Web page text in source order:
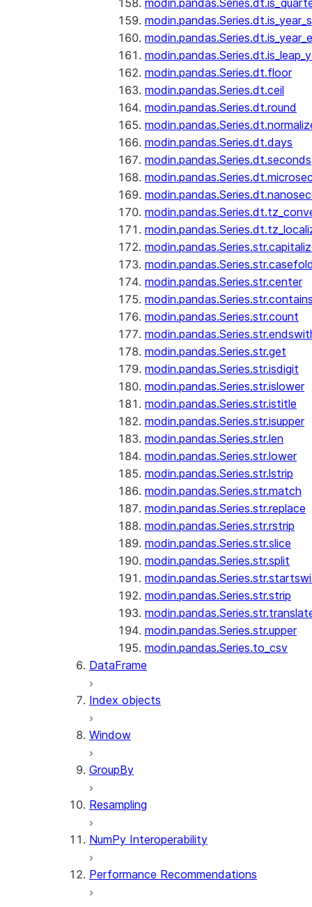
modin.pandas.Series.dt.floor
modin.pandas.Series.dt.ceil
modin.pandas.Series.dt.round
modin.pandas.Series.dt.days
modin.pandas.Series.dt.seconds
modin.pandas.Series.str.center
modin.pandas.Series.str.count
modin.pandas.Series.str.get
modin.pandas.Series.str.isdigit
modin.pandas.Series.str.islower
modin.pandas.Series.str.istitle
modin.pandas.Series.str.isupper
modin.pandas.Series.str.len
modin.pandas.Series.str.lower
modin.pandas.Series.str.lstrip
modin.pandas.Series.str.match
modin.pandas.Series.str.replace
modin.pandas.Series.str.rstrip
modin.pandas.Series.str.slice
modin.pandas.Series.str.split
modin.pandas.Series.str.strip
modin.pandas.Series.str.upper
modin.pandas.Series.to_csv
DataFrame
Index objects
Window
GroupBy
Resampling
NumPy Interoperability
Performance Recommendations